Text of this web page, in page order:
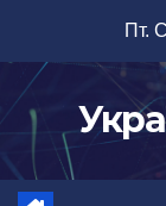
вмісту
Пт.